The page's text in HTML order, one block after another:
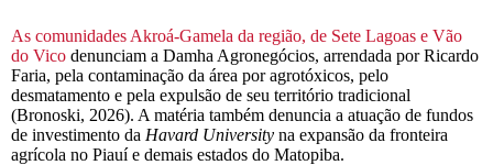
As comunidades Akroá-Gamela da região, de Sete Lagoas e Vão
do Vico denunciam a Damha Agronegócios, arrendada por Ricardo
Faria, pela contaminação da área por agrotóxicos, pelo
desmatamento e pela expulsão de seu território tradicional
(Bronoski, 2026). A matéria também denuncia a atuação de fundos
de investimento da Havard University na expansão da fronteira
agrícola no Piauí e demais estados do Matopiba.